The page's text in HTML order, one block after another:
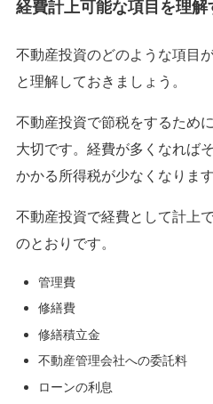
経費計上可能な項目を理解
不動産投資のどのような項目
と理解しておきましょう。
不動産投資で節税をするため
大切です。経費が多くなれば
かかる所得税が少なくなります
不動産投資で経費として計上
のとおりです。
管理費
修繕費
修繕積立金
不動産管理会社への委託料
ローンの利息